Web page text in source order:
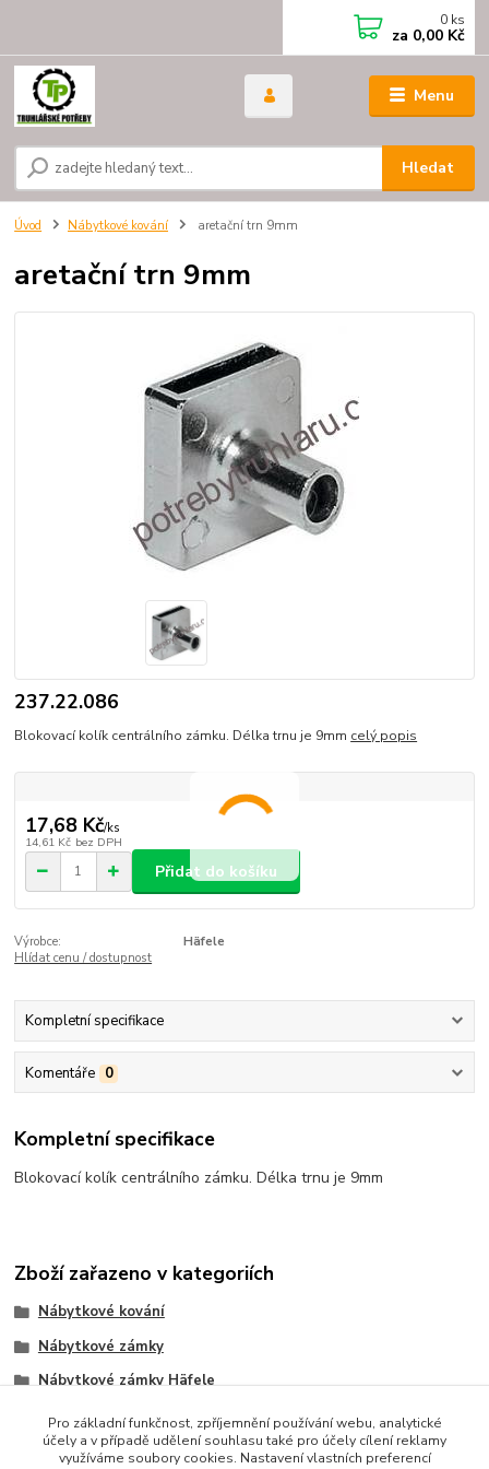
Menu
Hledat
0 ks
za 0,00 Kč
Úvod Nábytkové kování aretační trn 9mm
aretační trn 9mm
237.22.086
Blokovací kolík centrálního zámku. Délka trnu je 9mm celý popis
17,68 Kč/ks
14,61 Kč bez DPH
Přidat do košíku
Výrobce:
Häfele
Hlídat cenu / dostupnost
Kompletní specifikace
Komentáře 0
Kompletní specifikace
Blokovací kolík centrálního zámku. Délka trnu je 9mm
Zboží zařazeno v kategoriích
Nábytkové kování
Nábytkové zámky
Nábytkové zámky Häfele
Centrální Zámky
Pro základní funkčnost, zpříjemnění používání webu, analytické
účely a v případě udělení souhlasu také pro účely cílení reklamy
využíváme soubory cookies. Nastavení vlastních preferencí